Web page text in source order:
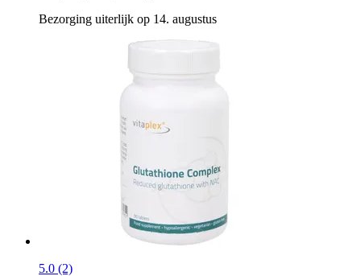
Bezorging uiterlijk op 14. augustus
5.0 (2)